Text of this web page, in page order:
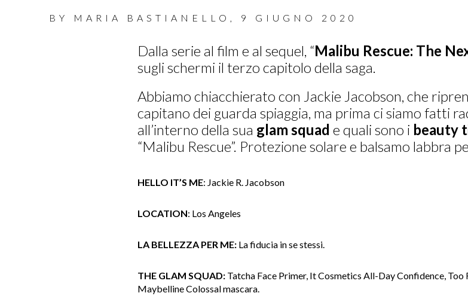
BY MARIA BASTIANELLO , 9 GIUGNO 2020
Dalla serie al film e al sequel, “Malibu Rescue: The
sugli schermi il terzo capitolo della saga.
Abbiamo chiacchierato con Jackie Jacobson, che
capitano dei guarda spiaggia, ma prima ci siamo fatti
all’interno della sua glam squad e quali sono i beauty
“Malibu Rescue”. Protezione solare e balsamo labbra
HELLO IT’S ME: Jackie R. Jacobson
LOCATION: Los Angeles
LA BELLEZZA PER ME: La fiducia in se stessi.
THE GLAM SQUAD:Tatcha Face Primer, It Cosmetics All-Day Confidence, Too
Maybelline Colossal mascara.